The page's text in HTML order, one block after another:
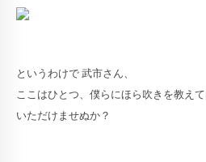
というわけで 武市さん、
ここはひとつ、僕らにほら吹きを教え
いただけませぬか？